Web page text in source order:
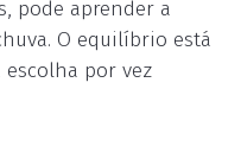
pode aprender a
O equilíbrio está
escolha por vez